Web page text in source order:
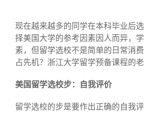
现在越来越多的同学在本科毕业后
择美国大学的参考因素因人而异，
素，但留学选校不是简单的日常消
占先机？浙江大学留学预备课程的
美国留学选校步：自我评价
留学选校的步是要作出正确的自我